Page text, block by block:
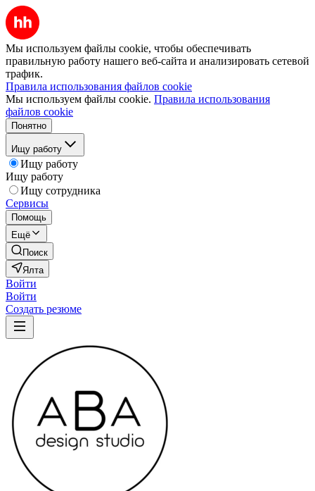
Мы используем файлы cookie, чтобы обеспечивать
правильную работу нашего веб-сайта и анализировать сетевой
трафик.
Правила использования файлов cookie
Мы используем файлы cookie. Правила использования
файлов cookie
Понятно
Ищу работу
Ищу работу
Ищу работу
Ищу сотрудника
Сервисы
Помощь
Ещё
Поиск
Ялта
Войти
Войти
Создать резюме